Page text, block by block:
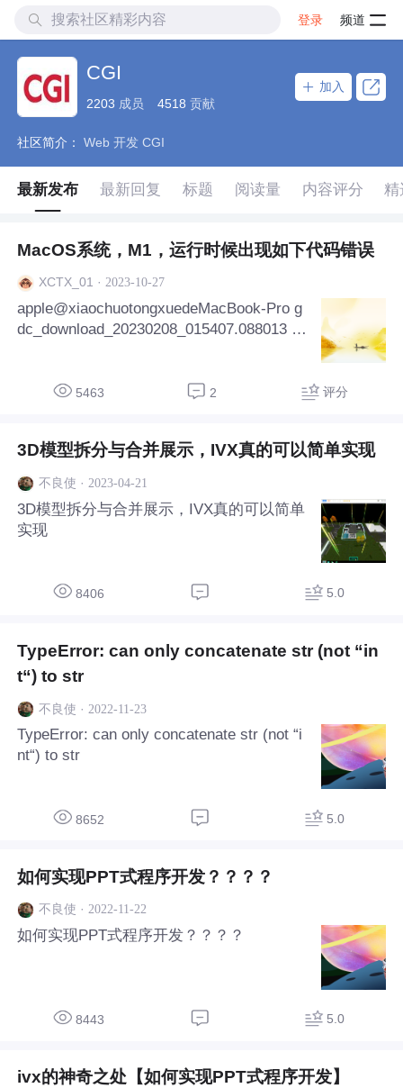
登录 频道
CGI
2203 成员 4518 贡献
加入
社区简介： Web 开发 CGI
最新发布 最新回复 标题 阅读量 内容评分 精
MacOS系统，M1，运行时候出现如下代码错误
XCTX_01 · 2023-10-27
apple@xiaochuotongxuedeMacBook-Pro g
dc_download_20230208_015407.088013 %
5463 2 评分
3D模型拆分与合并展示，IVX真的可以简单实现
不良使 · 2023-04-21
3D模型拆分与合并展示，IVX真的可以简单
实现
8406 5.0
TypeError: can only concatenate str (not “in
t“) to str
不良使 · 2022-11-23
TypeError: can only concatenate str (not “i
nt“) to str
8652 5.0
如何实现PPT式程序开发？？？？
不良使 · 2022-11-22
如何实现PPT式程序开发？？？？
8443 5.0
ivx的神奇之处【如何实现PPT式程序开发】